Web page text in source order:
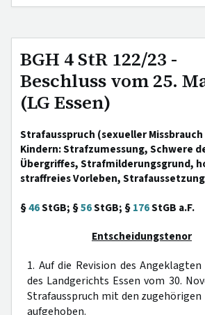
BGH 4 StR 122/23 -
Beschluss vom 25.
(LG Essen)
Strafausspruch (sexueller Missbrauch
Kindern: Strafzumessung, Schwere
Übergriffes, Strafmilderungsgrund,
straffreies Vorleben,
§46StGB; §56StGB; §176StGB a.F.
Entscheidungstenor
1. Auf die Revision des
des Landgerichts Essen vom 30.
Strafausspruch mit den
aufgehoben.